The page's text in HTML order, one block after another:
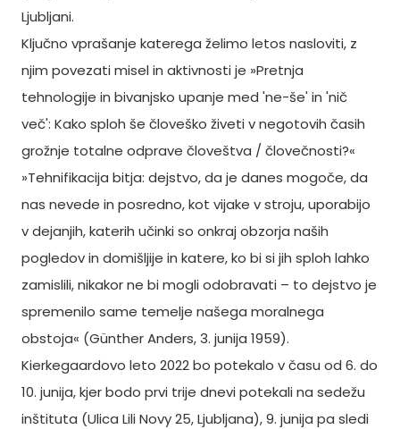
Ljubljani.
Ključno vprašanje katerega želimo letos nasloviti, z
njim povezati misel in aktivnosti je »Pretnja
tehnologije in bivanjsko upanje med 'ne-še' in 'nič
več': Kako sploh še človeško živeti v negotovih časih
grožnje totalne odprave človeštva / človečnosti?«
»Tehnifikacija bitja: dejstvo, da je danes mogoče, da
nas nevede in posredno, kot vijake v stroju, uporabijo
v dejanjih, katerih učinki so onkraj obzorja naših
pogledov in domišljije in katere, ko bi si jih sploh lahko
zamislili, nikakor ne bi mogli odobravati – to dejstvo je
spremenilo same temelje našega moralnega
obstoja« (Günther Anders, 3. junija 1959).
Kierkegaardovo leto 2022 bo potekalo v času od 6. do
10. junija, kjer bodo prvi trije dnevi potekali na sedežu
inštituta (Ulica Lili Novy 25, Ljubljana), 9. junija pa sledi